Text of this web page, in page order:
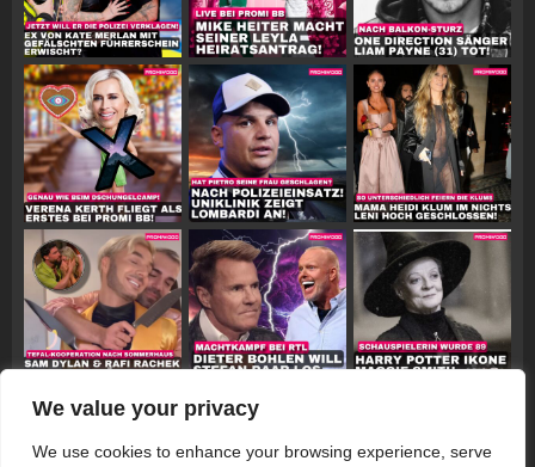
We value your privacy
We use cookies to enhance your browsing experience, serve
Follow on Instagram